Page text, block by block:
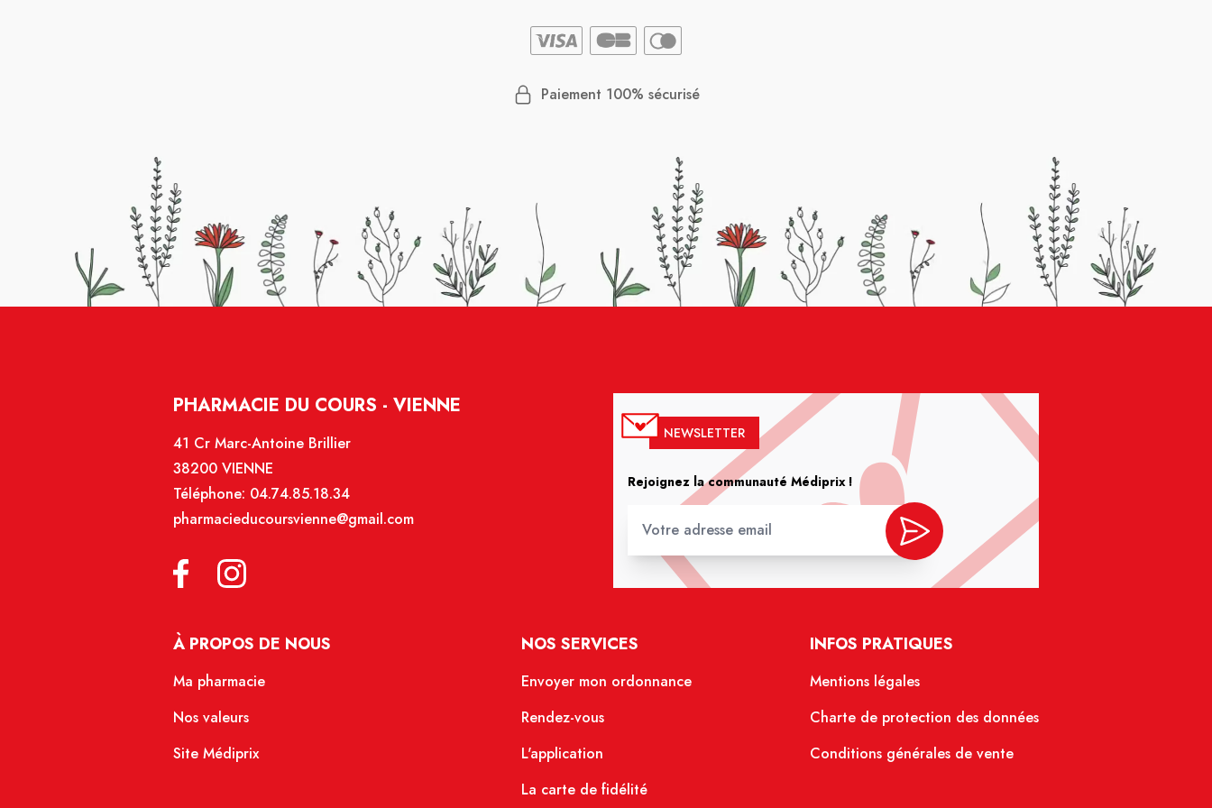
Paiement 100% sécurisé
PHARMACIE DU COURS - VIENNE
41 Cr Marc-Antoine Brillier
38200 VIENNE
Téléphone: 04.74.85.18.34
pharmacieducoursvienne@gmail.com
NEWSLETTER
Rejoignez la communauté Médiprix !
À PROPOS DE NOUS
Ma pharmacie
Nos valeurs
Site Médiprix
NOS SERVICES
Envoyer mon ordonnance
Rendez-vous
L'application
La carte de fidélité
INFOS PRATIQUES
Mentions légales
Charte de protection des données
Conditions générales de vente